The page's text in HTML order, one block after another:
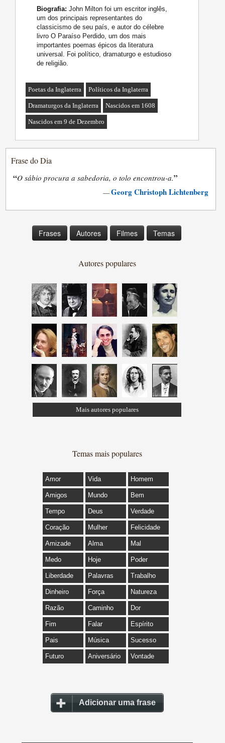
Biografia: John Milton foi um escritor inglês,
um dos principais representantes do
classicismo de seu país, e autor do célebre
livro O Paraíso Perdido, um dos mais
importantes poemas épicos da literatura
universal. Foi político, dramaturgo e estudioso
de religião.
Poetas da Inglaterra Políticos da Inglaterra
Dramaturgos da Inglaterra Nascidos em 1608
Nascidos em 9 de Dezembro
Frase do Dia
“O sábio procura a sabedoria, o tolo encontrou-a.”
—Georg Christoph Lichtenberg
Frases Autores Filmes Temas
Autores populares
Mais autores populares
Temas mais populares
Amor Vida Homem
Amigos Mundo Bem
Tempo Deus Verdade
Coração Mulher Felicidade
Amizade Alma Mal
Medo Hoje Poder
Liberdade Palavras Trabalho
Dinheiro Força Natureza
Razão Caminho Dor
Fim Falar Espírito
Pais Música Sucesso
Futuro Aniversário Vontade
Adicionar uma frase